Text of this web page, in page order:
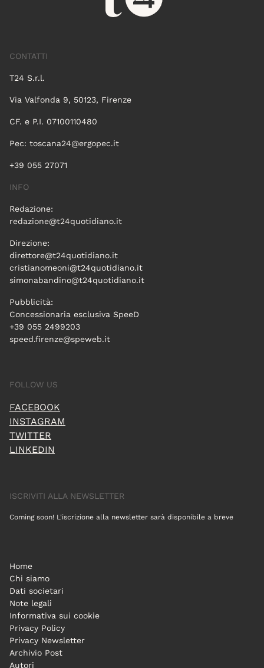
CONTATTI
T24 S.r.l.
Via Valfonda 9, 50123, Firenze
CF. e P.I. 07100110480
Pec: toscana24@ergopec.it
+39 055 27071
INFO
Redazione:
redazione@t24quotidiano.it
Direzione:
direttore@t24quotidiano.it
cristianomeoni@t24quotidiano.it
simonabandino@t24quotidiano.it
Pubblicità:
Concessionaria esclusiva SpeeD
+39 055 2499203
speed.firenze@speweb.it
FOLLOW US
FACEBOOK
INSTAGRAM
TWITTER
LINKEDIN
ISCRIVITI ALLA NEWSLETTER
Coming soon! L'iscrizione alla newsletter sarà disponibile a breve
Home
Chi siamo
Dati societari
Note legali
Informativa sui cookie
Privacy Policy
Privacy Newsletter
Archivio Post
Autori